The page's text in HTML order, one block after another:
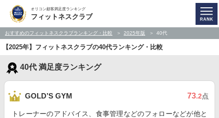
オリコン顧客満足度ランキング
フィットネスクラブ
おすすめのフィットネスクラブランキング・比較 2025年版 40代
【2025年】フィットネスクラブの40代ランキング・比較
40代 満足度ランキング
GOLD’S GYM 73.2点
トレーナーのアドバイス、食事管理などのフォローなどが他と